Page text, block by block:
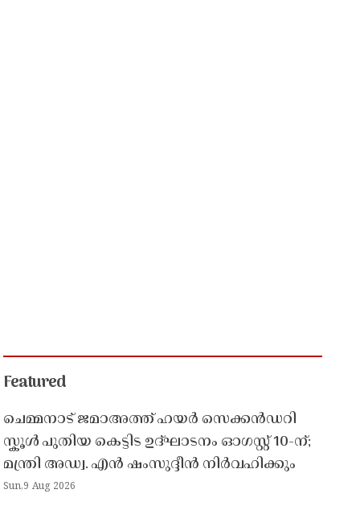
Featured
ചെമ്മനാട് ജമാഅത്ത് ഹയർ സെക്കൻഡറി
സ്കൂൾ പുതിയ കെട്ടിട ഉദ്ഘാടനം ഓഗസ്റ്റ് 10-ന്;
മന്ത്രി അഡ്വ. എൻ ഷംസുദ്ദീൻ നിർവഹിക്കും
Sun,9 Aug 2026